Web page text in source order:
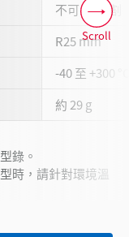
不可1m切割
R25 mm
-40 至 +300
約 29 g
錄。
時，請針對環境溫
Scroll